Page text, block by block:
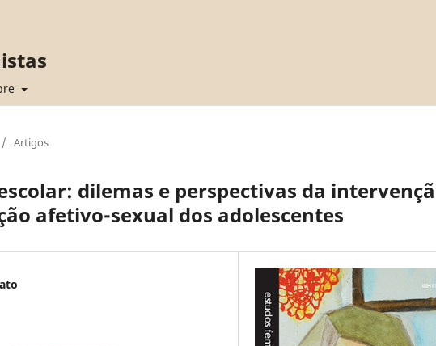
/ Artigos
dilemas e perspectivas da
afetivo-sexual dos adolescentes